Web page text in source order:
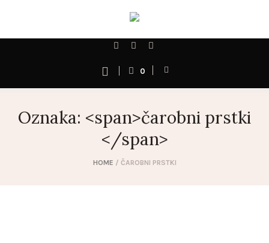
0
Oznaka: <span>čarobni prstki
</span>
HOME / ČAROBNI PRSTKI